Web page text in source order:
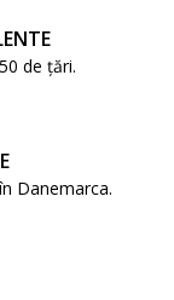
de țări.
Danemarca.